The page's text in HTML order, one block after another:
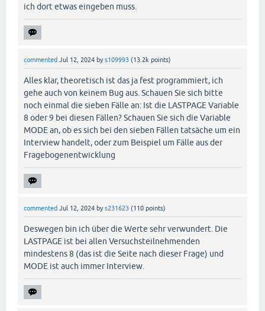
ich dort etwas eingeben muss.
commented Jul 12, 2024 bys109993 (13.2k points)
Alles klar, theoretisch ist das ja fest programmiert, ich
gehe auch von keinem Bug aus. Schauen Sie sich bitte
noch einmal die sieben Fälle an: Ist die LASTPAGE Variable
8 oder 9 bei diesen Fällen? Schauen Sie sich die Variable
MODE an, ob es sich bei den sieben Fällen tatsäche um ein
Interview handelt, oder zum Beispiel um Fälle aus der
Fragebogenentwicklung
commented Jul 12, 2024 bys231623 (110 points)
Deswegen bin ich über die Werte sehr verwundert. Die
LASTPAGE ist bei allen Versuchsteilnehmenden
mindestens 8 (das ist die Seite nach dieser Frage) und
MODE ist auch immer Interview.